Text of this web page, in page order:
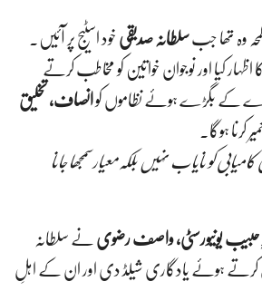
وہ تھا جبسلطانہ صدیقی خود اسٹیج پر آئیں۔
کیا اور نوجوان خواتین کو مخاطب کرتے
کے بگڑے ہوئے نظاموں کوانصاف، تخلیق
کرنا ہوگا۔
کو نایاب نہیں بلکہ معیار سمجھا جانا
یونیورسٹی، واصف رضوی نے سلطانہ
کرتے ہوئے یادگاری شیلڈ دی اور ان کے اہلِ